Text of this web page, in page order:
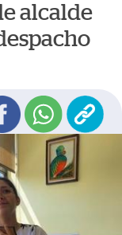
alcalde